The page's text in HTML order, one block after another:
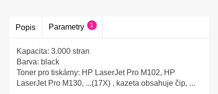
Popis Parametry 1
Kapacita: 3.000 stran
Barva: black
Toner pro tiskárny: HP LaserJet Pro M102, HP
LaserJet Pro M130, ...(17X) , kazeta obsahuje čip, ...